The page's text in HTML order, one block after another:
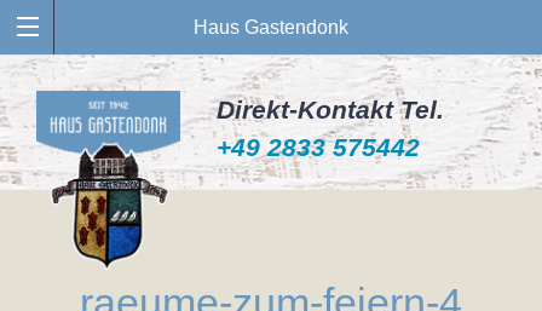
Haus Gastendonk
Direkt-Kontakt Tel.
+49 2833 575442